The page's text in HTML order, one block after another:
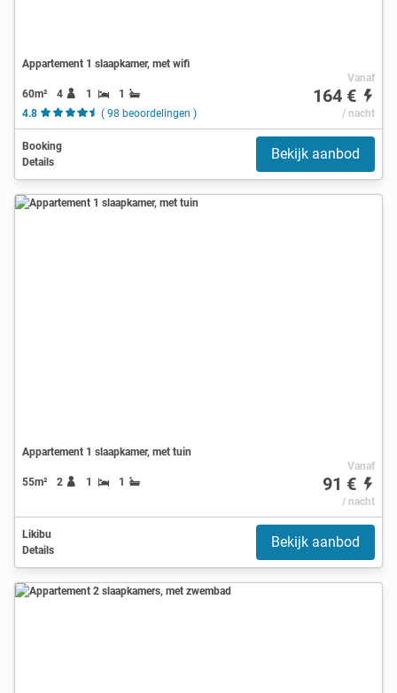
Appartement 1 slaapkamer, met wifi
60m² 4 1
1
4.8
( 98 beoordelingen )
Vanaf
164 €
/ nacht
Booking
Details
Bekijk aanbod
Appartement 1 slaapkamer, met tuin
55m² 2 1 1
Vanaf
91 €
/ nacht
Likibu
Details
Bekijk aanbod